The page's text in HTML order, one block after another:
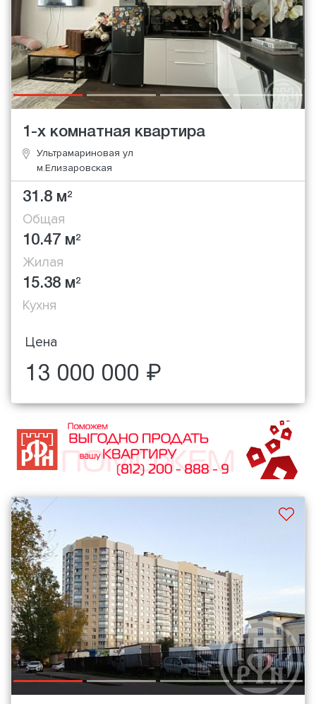
1-х комнатная квартира
Ультрамариновая ул
м.Елизаровская
31.8 м2
Общая
10.47 м2
Жилая
15.38 м2
Кухня
Цена
13 000 000 ₽